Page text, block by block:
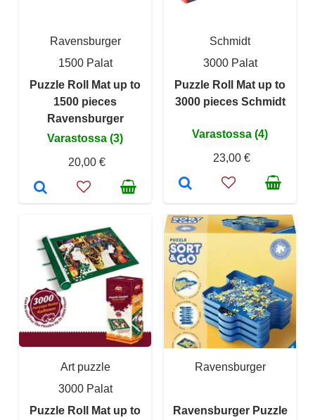
Ravensburger
1500 Palat
Puzzle Roll Mat up to
1500 pieces
Ravensburger
Varastossa (3)
20,00 €
Schmidt
3000 Palat
Puzzle Roll Mat up to
3000 pieces Schmidt
Varastossa (4)
23,00 €
Art puzzle
3000 Palat
Puzzle Roll Mat up to
Ravensburger
Ravensburger Puzzle